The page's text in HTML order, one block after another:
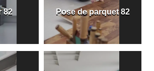
82 Pose de parquet 82